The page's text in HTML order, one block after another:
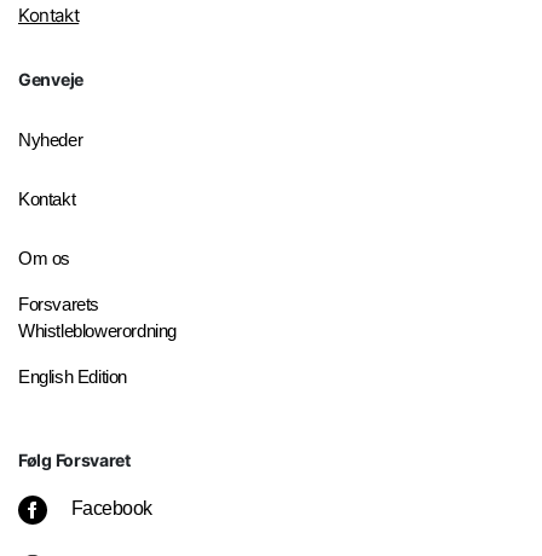
Kontakt
Genveje
Nyheder
Kontakt
Om os
Forsvarets
Whistleblowerordning
English Edition
Følg Forsvaret
Facebook